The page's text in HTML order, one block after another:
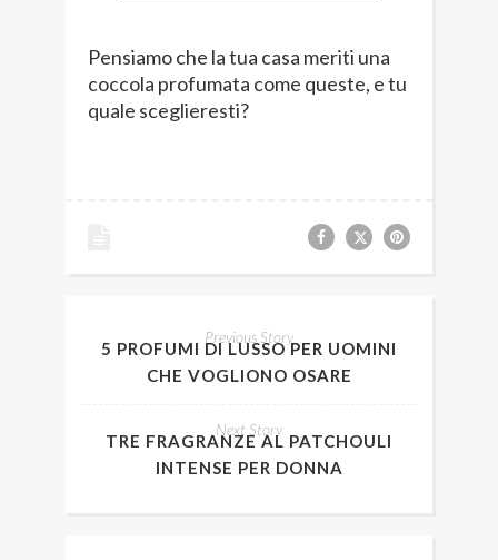
Pensiamo che la tua casa meriti una
coccola profumata come queste, e tu
quale sceglieresti?
Previous Story
5 PROFUMI DI LUSSO PER UOMINI
CHE VOGLIONO OSARE
Next Story
TRE FRAGRANZE AL PATCHOULI
INTENSE PER DONNA